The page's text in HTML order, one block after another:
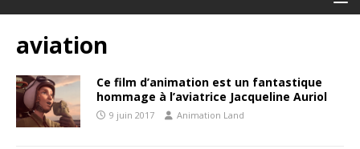
aviation
Ce film d’animation est un fantastique
hommage à l’aviatrice Jacqueline Auriol
9 juin 2017 Animation Land